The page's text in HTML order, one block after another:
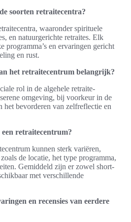
soorten retraitecentra?
waaronder spirituele
en natuurgerichte retraites. Elk
programma’s en ervaringen gericht
en rust.
het retraitecentrum belangrijk?
rol in de algehele retraite-
omgeving, bij voorkeur in de
het bevorderen van zelfreflectie en
retraitecentrum?
kunnen sterk variëren,
de locatie, het type programma,
Gemiddeld zijn er zowel short-
met verschillende
en recensies van eerdere